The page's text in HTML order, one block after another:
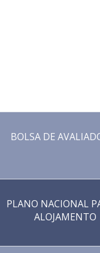
BOLSA DE
PLANO NACIONAL
ALOJAMENTO